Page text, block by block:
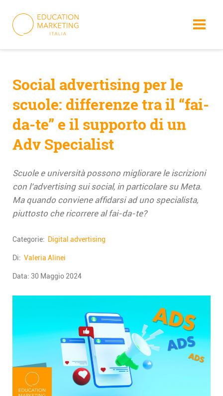
content
Social advertising per le
scuole: differenze tra il “fai-
da-te” e il supporto di un
Adv Specialist
Scuole e università possono migliorare le iscrizioni
con l’advertising sui social, in particolare su Meta.
Ma quando conviene affidarsi ad uno specialista,
piuttosto che ricorrere al fai-da-te?
Categorie: Digital advertising
Di: Valeria Alinei
Data: 30 Maggio 2024